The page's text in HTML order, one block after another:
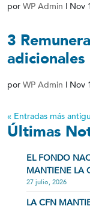
por WP Admin | Nov
3
adicionales
por WP Admin | Nov
« Entradas más
Últimas
EL FONDO
MANTIENE LA
27 julio, 2026
LA CFN